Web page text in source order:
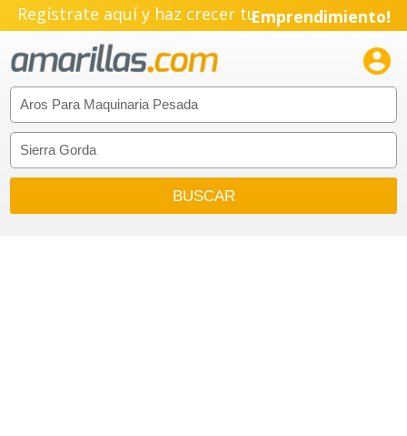
Regístrate aquí y haz crecer tuEmprendimiento!
